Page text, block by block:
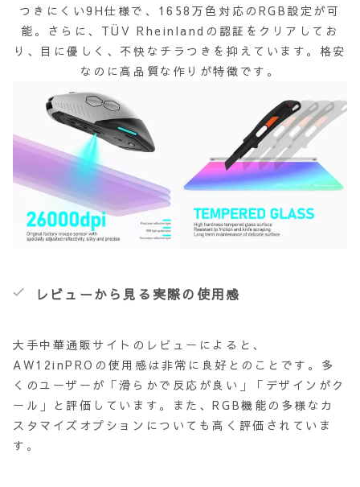
つきにくい9H仕様で、1658万色対応のRGB設定が可
能。さらに、TÜV Rheinlandの認証をクリアしてお
り、目に優しく、不快なチラつきを抑えています。格安
なのに高品質な作りが特徴です。
レビューから見る実際の使用感
大手中華通販サイトのレビューによると、
AW12inPROの使用感は非常に良好とのことです。多
くのユーザーが「滑らかで反応が良い」「デザインがク
ール」と評価しています。また、RGB機能の多様なカ
スタマイズオプションについても高く評価されていま
す。